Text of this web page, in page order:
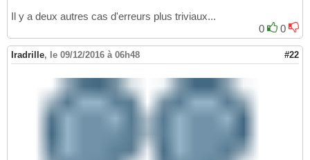
Il y a deux autres cas d'erreurs plus triviaux...
0
0
Iradrille, le 09/12/2016 à 06h48 #22